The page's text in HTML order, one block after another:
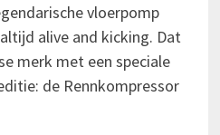
vloerpomp
alive and kicking. Dat
merk met een speciale
de Rennkompressor